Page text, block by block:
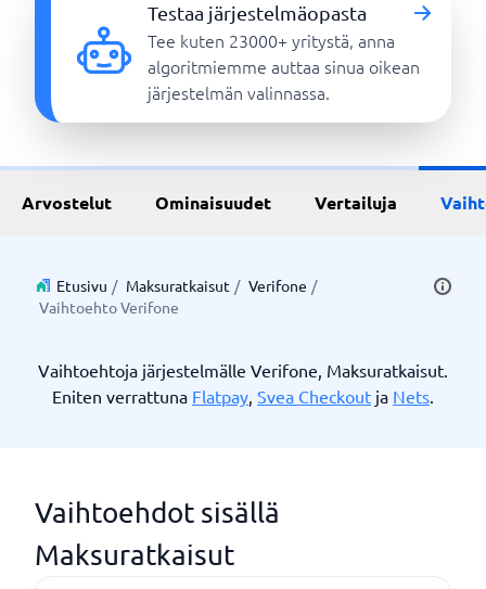
Testaa järjestelmäopasta
Tee kuten 23000+ yritystä, anna
algoritmiemme auttaa sinua oikean
järjestelmän valinnassa.
Arvostelut Ominaisuudet Vertailuja
Etusivu / Maksuratkaisut / Verifone /
Vaihtoehto Verifone
Vaihtoehtoja järjestelmälle Verifone, Maksuratkaisut.
Eniten verrattuna Flatpay, Svea Checkout ja Nets.
Vaihtoehdot sisällä
Maksuratkaisut